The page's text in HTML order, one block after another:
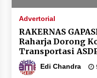
Advertorial
RAKERNAS
Raharja Dorong
Transportasi
Berkelanjutan
Edi Chandra